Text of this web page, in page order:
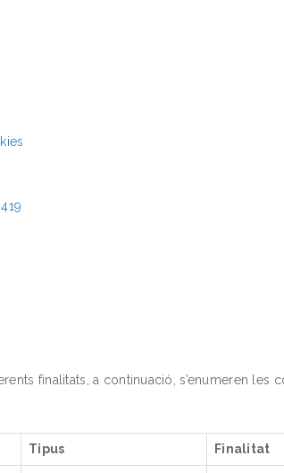
finalitats, a continuació, s’enumeren les
Tipus Finalitat